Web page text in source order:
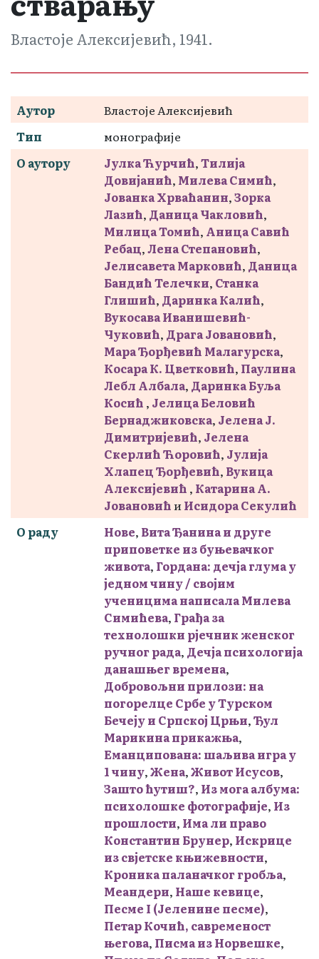
Властоје Алексијевић, 1941.
Аутор
Властоје Алексијевић
Тип
монографије
О аутору
Јулка Ћурчић,Тилија
Довијанић, Милева Симић,
Јованка Хрваћанин,Зорка
Лазић, Даница Чакловић,
Милица Томић, Аница Савић
Ребац,Лена Степановић,
Јелисавета Марковић, Даница
Бандић Телечки, Станка
Глишић, Даринка Калић,
Вукосава Иванишевић-
Чуковић, Драга Јовановић,
Мара Ђорђевић Малагурска,
Косара К. Цветковић, Паулина
Лебл Албала, Даринка Буља
Косић , Јелица Беловић
Бернаджиковска, Јелена Ј.
Димитријевић, Јелена
Скерлић Ћоровић, Јулија
Хлапец Ђорђевић, Вукица
Алексијевић , Катарина А.
ЈовановићиИсидора Секулић
О раду
Нове, Вита Ђанина и друге
приповетке из буњевачког
живота, Гордана: дечја глума у
једном чину / својим
ученицима написала Милева
Симићева, Грађа за
технолошки рјечник женског
ручног рада, Дечја психологија
данашњег времена,
Добровољни прилози: на
погорелце Србе у Турском
Бечеју и Српској Црњи,Ђул
Марикина прикажња,
Еманципована: шаљива игра у
1 чину,Жена,Живот Исусов,
Зашто ћутиш?, Из могa албума:
психолошке фотографије, Из
прошлости, Има ли право
Константин Брунер, Искрице
из свјетске књижевности,
Кроника паланачког гробља,
Меандери, Наше кевице,
Песме I (Јеленине песме),
Петар Кочић, савременост
његова, Писма из Норвешке,